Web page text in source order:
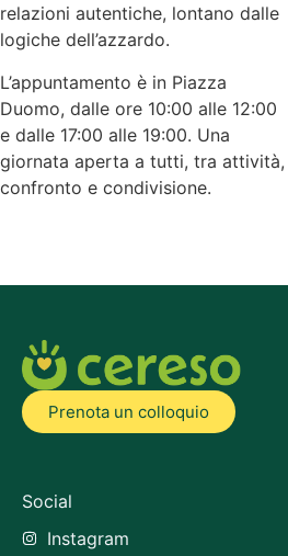
relazioni autentiche, lontano dalle
logiche dell’azzardo.
L’appuntamento è in Piazza
Duomo, dalle ore 10:00 alle 12:00
e dalle 17:00 alle 19:00. Una
giornata aperta a tutti, tra attività,
confronto e condivisione.
Prenota un colloquio
Social
Instagram